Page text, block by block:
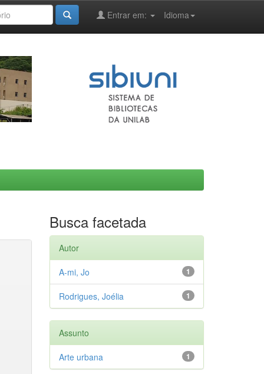
Idioma
Entrar em:
Busca facetada
Autor
1
A-mi, Jo
1
Rodrigues, Joélia
Assunto
1
Arte urbana